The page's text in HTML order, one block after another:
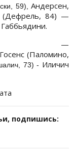
59), Андерсен,
(Дефрель, 84) —
—
Госенс (Паломино,
73) - Иличич
подпишись: